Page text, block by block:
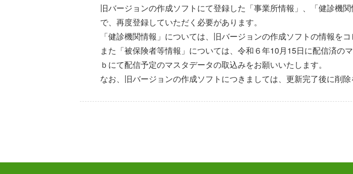
旧バージョンの作成ソフトにて登録した「事業所情報」、「健診機
で、再度登録していただく必要があります。
「健診機関情報」については、旧バージョンの作成ソフトの情報を
また「被保険者等情報」については、令和６年10月15日に配信済の
ｂにて配信予定のマスタデータの取込みをお願いいたします。
なお、旧バージョンの作成ソフトにつきましては、更新完了後に削除